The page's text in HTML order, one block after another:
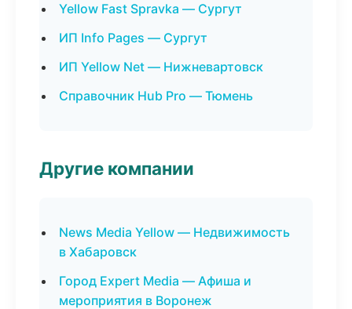
Yellow Fast Spravka — Сургут
ИП Info Pages — Сургут
ИП Yellow Net — Нижневартовск
Справочник Hub Pro — Тюмень
Другие компании
News Media Yellow — Недвижимость
в Хабаровск
Город Expert Media — Афиша и
мероприятия в Воронеж